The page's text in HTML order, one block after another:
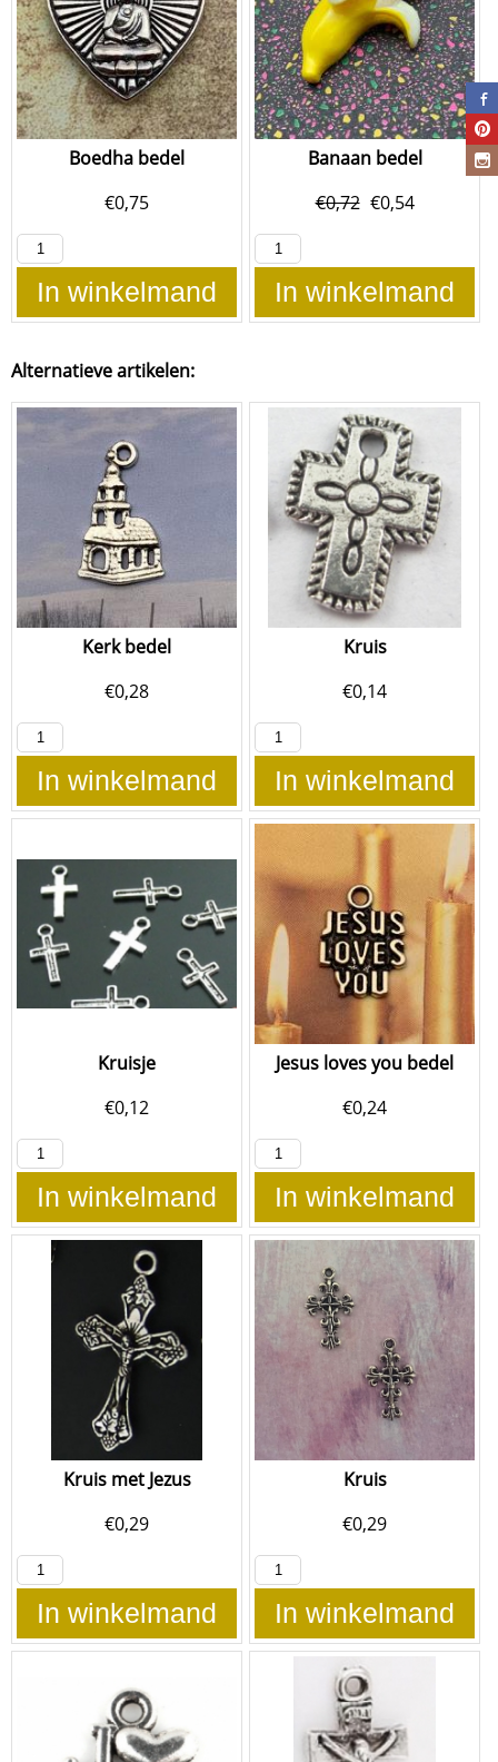
Boedha bedel
€0,75
In winkelmand
Banaan bedel
€0,72 €0,54
In winkelmand
Alternatieve artikelen:
Kerk bedel
€0,28
In winkelmand
Kruis
€0,14
In winkelmand
Kruisje
€0,12
In winkelmand
Jesus loves you bedel
€0,24
In winkelmand
Kruis met Jezus
€0,29
In winkelmand
Kruis
€0,29
In winkelmand